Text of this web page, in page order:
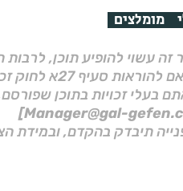
מומלצים
זה עשוי להופיע תוכן,
סעיף 27א לחוק זכויות יוצרים, התשס"ח–2007.
בעלי זכויות בתוכן
תיבדק בהקדם, ובמידת